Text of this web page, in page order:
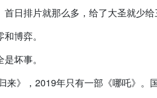
首日排片就那么多，给了大圣就少
博弈。
坏事。
来》，2019年只有一部《哪吒》